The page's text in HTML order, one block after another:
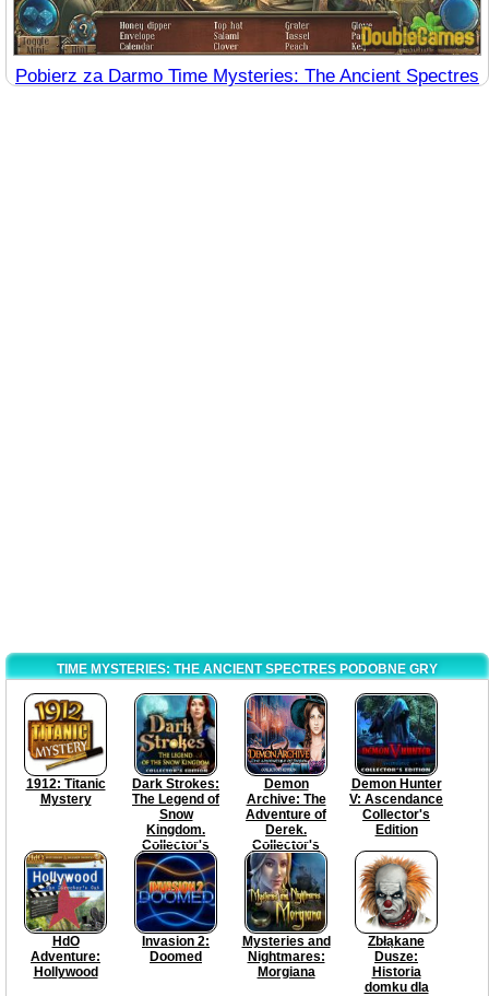
Pobierz za Darmo Time Mysteries: The Ancient Spectres
TIME MYSTERIES: THE ANCIENT SPECTRES PODOBNE GRY
1912: Titanic
Mystery
Dark Strokes:
The Legend of
Snow
Kingdom.
Collector's
Edition
Demon
Archive: The
Adventure of
Derek.
Collector's
Edition
Demon Hunter
V: Ascendance
Collector's
Edition
HdO
Adventure:
Hollywood
Invasion 2:
Doomed
Mysteries and
Nightmares:
Morgiana
Zbłąkane
Dusze:
Historia
domku dla